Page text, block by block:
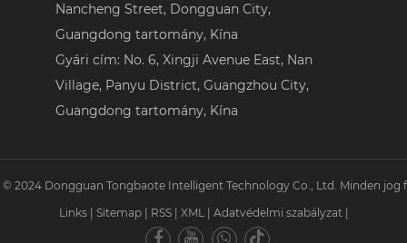
Nancheng Street, Dongguan City,
Guangdong tartomány, Kína
Gyári cím: No. 6, Xingji Avenue East, Nan
Village, Panyu District, Guangzhou City,
Guangdong tartomány, Kína
2024 Dongguan Tongbaote Intelligent Technology Co., Ltd. Minden jog
Links | Sitemap | RSS | XML | Adatvédelmi szabályzat |